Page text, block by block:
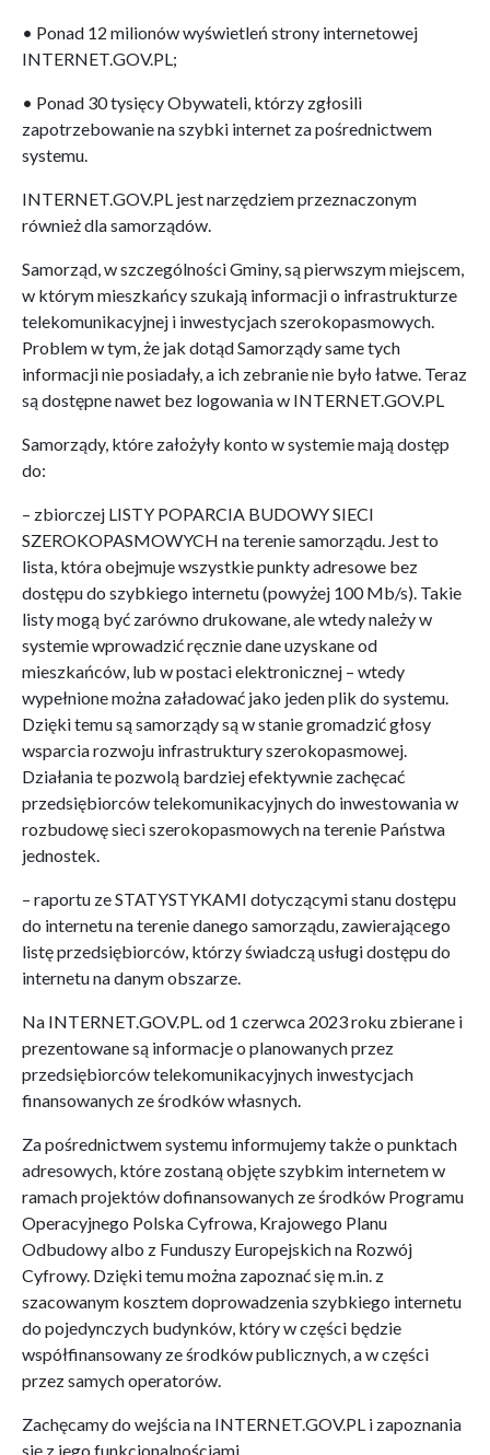
• Ponad 12 milionów wyświetleń strony internetowej
INTERNET.GOV.PL;
• Ponad 30 tysięcy Obywateli, którzy zgłosili
zapotrzebowanie na szybki internet za pośrednictwem
systemu.
INTERNET.GOV.PL jest narzędziem przeznaczonym
również dla samorządów.
Samorząd, w szczególności Gminy, są pierwszym miejscem,
w którym mieszkańcy szukają informacji o infrastrukturze
telekomunikacyjnej i inwestycjach szerokopasmowych.
Problem w tym, że jak dotąd Samorządy same tych
informacji nie posiadały, a ich zebranie nie było łatwe. Teraz
są dostępne nawet bez logowania w INTERNET.GOV.PL
Samorządy, które założyły konto w systemie mają dostęp
do:
– zbiorczej LISTY POPARCIA BUDOWY SIECI
SZEROKOPASMOWYCH na terenie samorządu. Jest to
lista, która obejmuje wszystkie punkty adresowe bez
dostępu do szybkiego internetu (powyżej 100 Mb/s). Takie
listy mogą być zarówno drukowane, ale wtedy należy w
systemie wprowadzić ręcznie dane uzyskane od
mieszkańców, lub w postaci elektronicznej – wtedy
wypełnione można załadować jako jeden plik do systemu.
Dzięki temu są samorządy są w stanie gromadzić głosy
wsparcia rozwoju infrastruktury szerokopasmowej.
Działania te pozwolą bardziej efektywnie zachęcać
przedsiębiorców telekomunikacyjnych do inwestowania w
rozbudowę sieci szerokopasmowych na terenie Państwa
jednostek.
– raportu ze STATYSTYKAMI dotyczącymi stanu dostępu
do internetu na terenie danego samorządu, zawierającego
listę przedsiębiorców, którzy świadczą usługi dostępu do
internetu na danym obszarze.
Na INTERNET.GOV.PL. od 1 czerwca 2023 roku zbierane i
prezentowane są informacje o planowanych przez
przedsiębiorców telekomunikacyjnych inwestycjach
finansowanych ze środków własnych.
Za pośrednictwem systemu informujemy także o punktach
adresowych, które zostaną objęte szybkim internetem w
ramach projektów dofinansowanych ze środków Programu
Operacyjnego Polska Cyfrowa, Krajowego Planu
Odbudowy albo z Funduszy Europejskich na Rozwój
Cyfrowy. Dzięki temu można zapoznać się m.in. z
szacowanym kosztem doprowadzenia szybkiego internetu
do pojedynczych budynków, który w części będzie
współfinansowany ze środków publicznych, a w części
przez samych operatorów.
Zachęcamy do wejścia na INTERNET.GOV.PL i zapoznania
się z jego funkcjonalnościami.